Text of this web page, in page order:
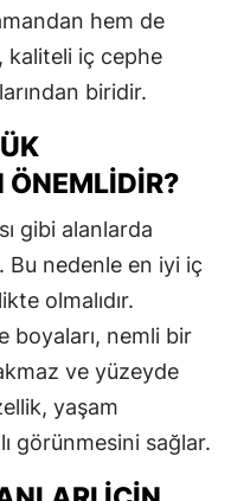
hem de
kaliteli iç cephe
biridir.
ÖNEMLIDIR?
gibi alanlarda
Bu nedenle en iyi iç
olmalıdır.
boyaları, nemli bir
ve yüzeyde
yaşam
görünmesini sağlar.